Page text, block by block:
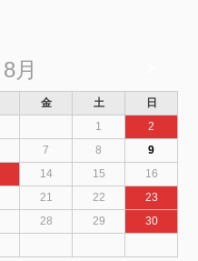
8月
金 土
日
1
2
7 8
9
14 15
16
21 22
23
28 29
30